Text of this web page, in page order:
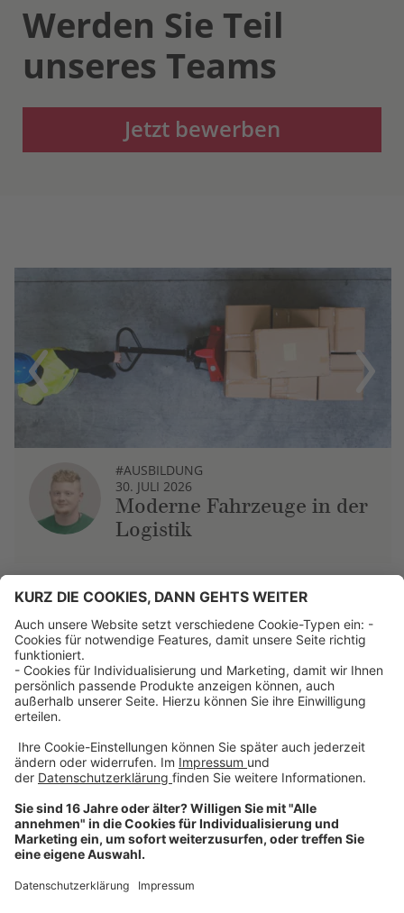
Werden Sie Teil
unseres Teams
Jetzt bewerben
Previous
#AUSBILDUNG
30. JULI 2026
Moderne Fahrzeuge in der
Logistik
Next
Über uns
Dehner Unternehmen
Jobs bei Dehner